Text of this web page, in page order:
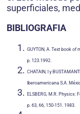
superficiales,
BIBLIOGRAFIA
GUYTON, A. Text book of
p. 123.1992.
CHATAIN, I y
Iberoamericana S.A.
ELSBERG, M.R. Physics:
p. 63, 66, 150-151. 1983.